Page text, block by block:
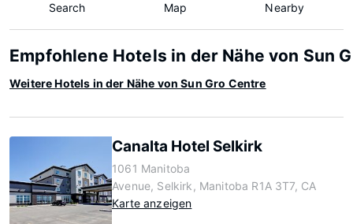
Search Map Nearby
Empfohlene Hotels in der Nähe von Sun
Weitere Hotels in der Nähe von Sun Gro Centre
Canalta Hotel Selkirk
1061 Manitoba
Avenue, Selkirk, Manitoba R1A 3T7, CA
Karte anzeigen